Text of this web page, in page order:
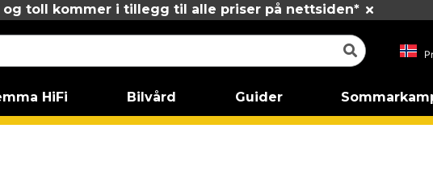
og toll kommer i tillegg til alle priser på nettsiden*
HiFi Bilvård Guider